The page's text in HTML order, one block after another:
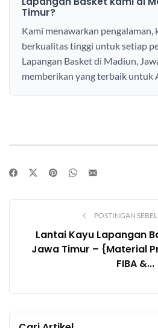
Timur?
Kami menawarkan pengalaman,
berkualitas tinggi untuk setiap
Lapangan Basket di Madiun,
memberikan yang terbaik untuk
POSTINGAN
Lantai Kayu Lapangan
Jawa Timur – {Material
FIBA &...